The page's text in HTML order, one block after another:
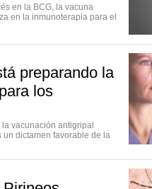
en la BCG, la vacuna
en la inmunoterapia para el
preparando la
los
vacunación antigripal
dictamen favorable de la